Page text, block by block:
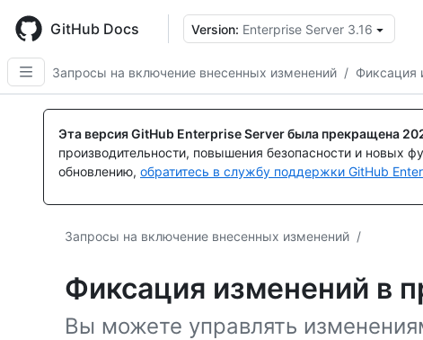
main
content
GitHub Docs Version: Enterprise Server 3.16
Запросы на включение внесенных изменений / Фиксация
Эта версия GitHub Enterprise Server была прекращена
производительности, повышения безопасности и новых
обновлению, обратитесь в службу поддержки GitHub
Запросы на включение внесенных изменений /
Фиксация изменений в
Вы можете управлять